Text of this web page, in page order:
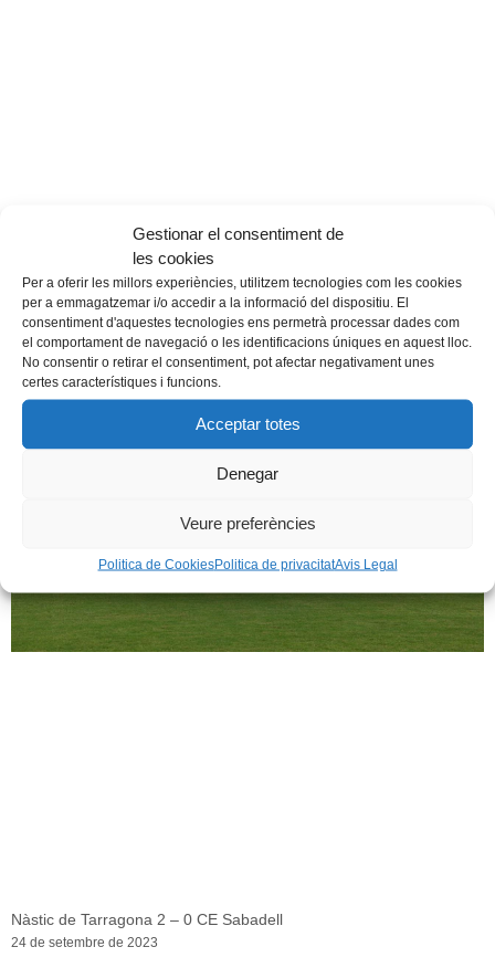
Gestionar el consentiment de
les cookies
Per a oferir les millors experiències, utilitzem tecnologies com les cookies
per a emmagatzemar i/o accedir a la informació del dispositiu. El
consentiment d'aquestes tecnologies ens permetrà processar dades com
el comportament de navegació o les identificacions úniques en aquest lloc.
No consentir o retirar el consentiment, pot afectar negativament unes
certes característiques i funcions.
Acceptar totes
Denegar
Veure preferències
Politica de CookiesPolitica de privacitatAvis Legal
CE Sabadell 3 – 0 Sestao River
1 d'octubre de 2023
Nàstic de Tarragona 2 – 0 CE Sabadell
24 de setembre de 2023